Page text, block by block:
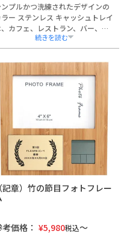
ンプルかつ洗練されたデザインの
ラー ステンレス キャッシュトレイ
、カフェ、レストラン、バー、美
サロンなど多様な業態の店舗備品
て最適です。
ンパクトなサイズ感で限られたス
ースにも収まりやすく、機能性と
観を兼ね備えています。
色のカラーと5種の書体から選べる
入れ彫刻により、企業ロゴや店舗
、記念日などを刻印したオリジナ
トレイを製作可能です。
フトボックス付きで、開店・開業
いや周年記念品としてもご活用い
だけます。
人名・団体名の刻印やラッピング
応も承っており、販促品や特別な
答品としてもご提案可能です。
（記章）竹の節目フォトフレー
価格： ¥5,980税込